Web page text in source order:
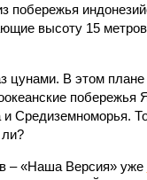
побережья
высоту 15
цунами. В этом
Средиземноморья.
– «Наша Версия» уже